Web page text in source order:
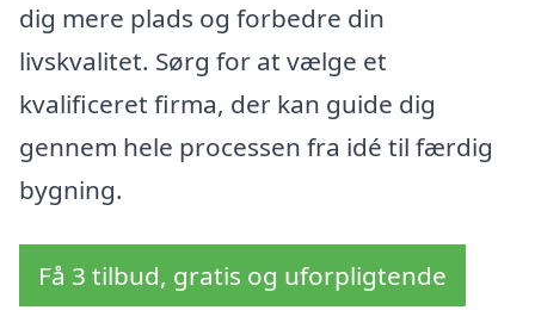
dig mere plads og forbedre din
livskvalitet. Sørg for at vælge et
kvalificeret firma, der kan guide dig
gennem hele processen fra idé til færdig
bygning.
Få 3 tilbud, gratis og uforpligtende